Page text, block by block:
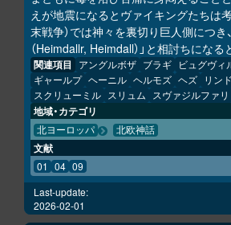
えが地震になるとヴァイキングたちは
末戦争）では神々を裏切り巨人側につき
（Heimdallr, Heimdall）」と相討ちになる
関連項目 アングルボザ ブラギ ビュグヴィ
ギャールプ ヘーニル ヘルモズ ヘズ リンド
スクリューミル スリュム スヴァジルファリ
地域・カテゴリ
北ヨーロッパ 北欧神話
文献
01 04 09
Last-update:
2026-02-01